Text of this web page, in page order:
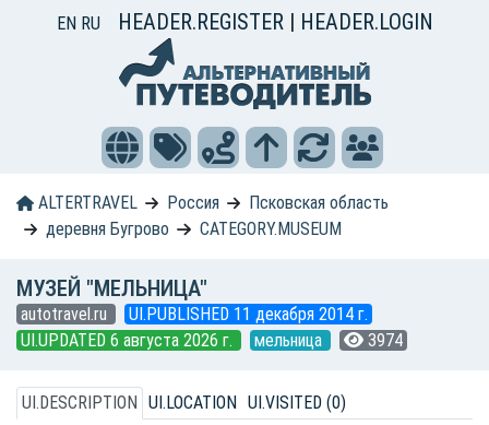
EN RU HEADER.REGISTER | HEADER.LOGIN
ALTERTRAVEL Россия
Псковская область
деревня Бугрово
CATEGORY.MUSEUM
МУЗЕЙ "МЕЛЬНИЦА"
autotravel.ru
UI.PUBLISHED 11 декабря 2014 г.
UI.UPDATED 6 августа 2026 г.
мельница 3974
UI.DESCRIPTION UI.LOCATION UI.VISITED (0)